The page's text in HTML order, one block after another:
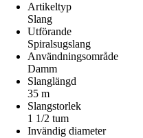
Artikeltyp
Slang
Utförande
Spiralsugslang
Användningsområde
Damm
Slanglängd
35 m
Slangstorlek
1 1/2 tum
Invändig diameter